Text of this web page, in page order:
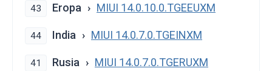
43 Eropa MIUI 14.0.10.0.TGEEUXM
44 India MIUI 14.0.7.0.TGEINXM
41 Rusia MIUI 14.0.7.0.TGERUXM